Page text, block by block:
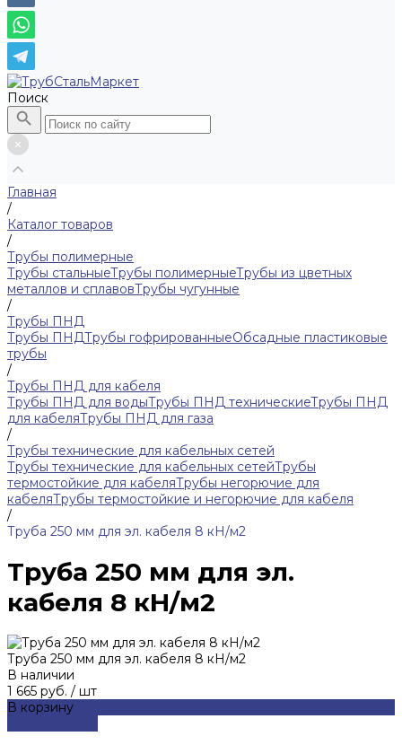
Поиск
Главная
/
Каталог товаров
/
Трубы полимерные
Трубы стальныеТрубы полимерныеТрубы из цветных
металлов и сплавовТрубы чугунные
/
Трубы ПНД
Трубы ПНДТрубы гофрированныеОбсадные пластиковые
трубы
/
Трубы ПНД для кабеля
Трубы ПНД для водыТрубы ПНД техническиеТрубы ПНД
для кабеляТрубы ПНД для газа
/
Трубы технические для кабельных сетей
Трубы технические для кабельных сетейТрубы
термостойкие для кабеляТрубы негорючие для
кабеляТрубы термостойкие и негорючие для кабеля
/
Труба 250 мм для эл. кабеля 8 кН/м2
Труба 250 мм для эл.
кабеля 8 кН/м2
Труба 250 мм для эл. кабеля 8 кН/м2
В наличии
1 665 руб. / шт
В корзину